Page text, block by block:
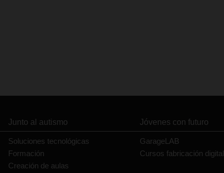
Junto al autismo
Soluciones tecnológicas
Formación
Creación de aulas
Jóvenes con futuro
GarageLAB
Cursos fabricación digital